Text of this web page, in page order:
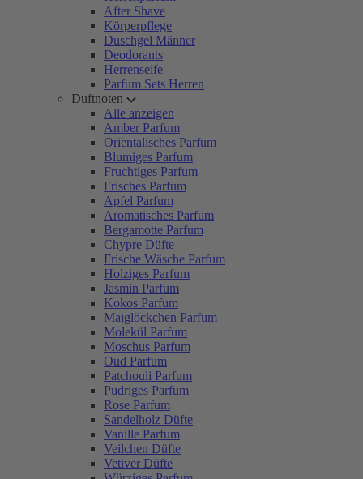
After Shave
Körperpflege
Duschgel Männer
Deodorants
Herrenseife
Parfum Sets Herren
Duftnoten
Alle anzeigen
Amber Parfum
Orientalisches Parfum
Blumiges Parfum
Fruchtiges Parfum
Frisches Parfum
Apfel Parfum
Aromatisches Parfum
Bergamotte Parfum
Chypre Düfte
Frische Wäsche Parfum
Holziges Parfum
Jasmin Parfum
Kokos Parfum
Maiglöckchen Parfum
Molekül Parfum
Moschus Parfum
Oud Parfum
Patchouli Parfum
Pudriges Parfum
Rose Parfum
Sandelholz Düfte
Vanille Parfum
Veilchen Düfte
Vetiver Düfte